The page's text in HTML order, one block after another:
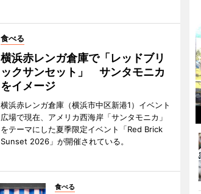
食べる
横浜赤レンガ倉庫で「レッドブリ
ックサンセット」 サンタモニカ
をイメージ
横浜赤レンガ倉庫（横浜市中区新港1）イベント
広場で現在、アメリカ西海岸「サンタモニカ」
をテーマにした夏季限定イベント「Red Brick
Sunset 2026」が開催されている。
食べる